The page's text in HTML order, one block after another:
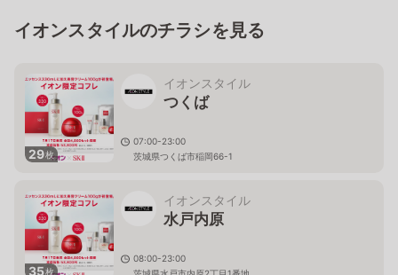
イオンスタイルのチラシを見る
29枚
イオンスタイル
つくば
07:00-23:00
茨城県つくば市稲岡66-1
35枚
イオンスタイル
水戸内原
08:00-23:00